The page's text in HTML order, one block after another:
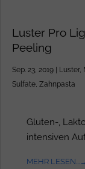
Luster Pro
Peeling
Sep. 23, 2019 | Luster,
Sulfate Zahnpasta
Gluten-,
intensiven
MEHR LESEN...